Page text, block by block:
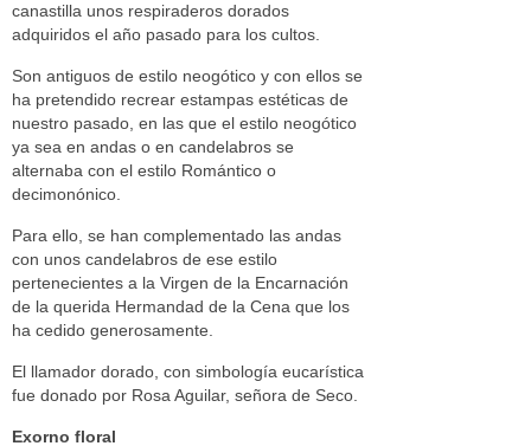
canastilla unos respiraderos dorados
adquiridos el año pasado para los cultos.
Son antiguos de estilo neogótico y con ellos se
ha pretendido recrear estampas estéticas de
nuestro pasado, en las que el estilo neogótico
ya sea en andas o en candelabros se
alternaba con el estilo Romántico o
decimonónico.
Para ello, se han complementado las andas
con unos candelabros de ese estilo
pertenecientes a la Virgen de la Encarnación
de la querida Hermandad de la Cena que los
ha cedido generosamente.
El llamador dorado, con simbología eucarística
fue donado por Rosa Aguilar, señora de Seco.
Exorno floral